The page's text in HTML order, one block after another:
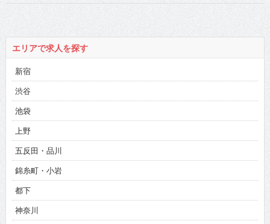
エリアで求人を探す
新宿
渋谷
池袋
上野
五反田・品川
錦糸町・小岩
都下
神奈川